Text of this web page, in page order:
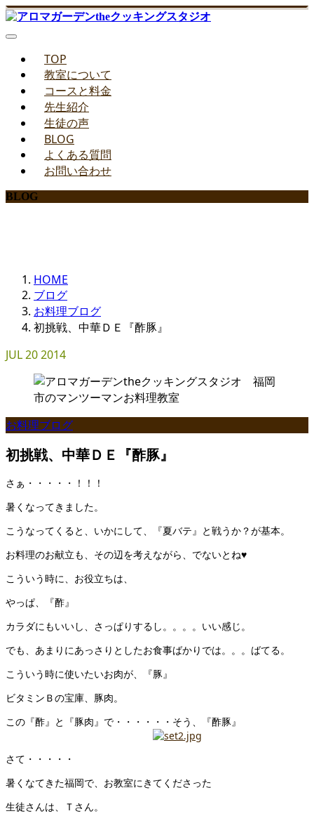
TOP
教室について
コースと料金
先生紹介
生徒の声
BLOG
よくある質問
お問い合わせ
BLOG
HOME
ブログ
お料理ブログ
初挑戦、中華ＤＥ『酢豚』
JUL202014
お料理ブログ
初挑戦、中華ＤＥ『酢豚』
さぁ・・・・・！！！
暑くなってきました。
こうなってくると、いかにして、『夏バテ』と戦うか？が基本。
お料理のお献立も、その辺を考えながら、でないとね♥
こういう時に、お役立ちは、
やっぱ、『酢』
カラダにもいいし、さっぱりするし。。。。いい感じ。
でも、あまりにあっさりとしたお食事ばかりでは。。。ばてる。
こういう時に使いたいお肉が、『豚』
ビタミンＢの宝庫、豚肉。
この『酢』と『豚肉』で・・・・・・そう、『酢豚』
さて・・・・・
暑くなてきた福岡で、お教室にきてくださった
生徒さんは、Ｔさん。